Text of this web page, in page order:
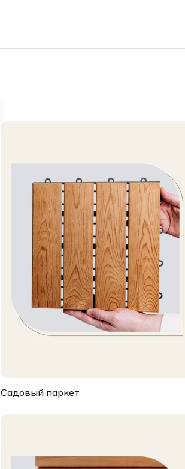
Садовый паркет